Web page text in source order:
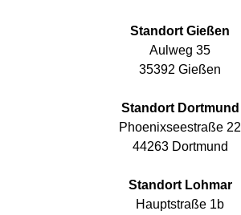
Standort Gießen
Aulweg 35
35392 Gießen
Standort Dortmund
Phoenixseestraße 22
44263 Dortmund
Standort Lohmar
Hauptstraße 1b